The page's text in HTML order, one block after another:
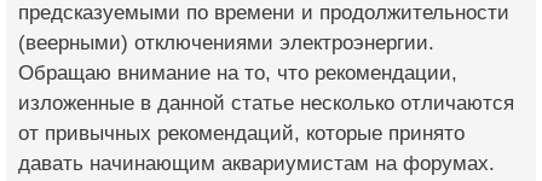
предсказуемыми по времени и продолжительности
(веерными) отключениями электроэнергии.
Обращаю внимание на то, что рекомендации,
изложенные в данной статье несколько отличаются
от привычных рекомендаций, которые принято
давать начинающим аквариумистам на форумах.